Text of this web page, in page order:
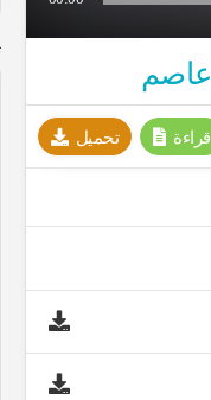
تحميل قراءة